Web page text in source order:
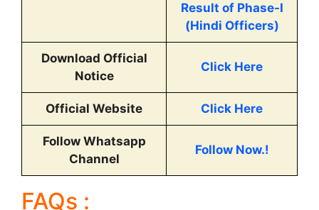
Result of Phase-I
(Hindi Officers)
Download Official
Notice
Click Here
Official Website Click Here
Follow Whatsapp
Channel
Follow Now.!
FAQs :